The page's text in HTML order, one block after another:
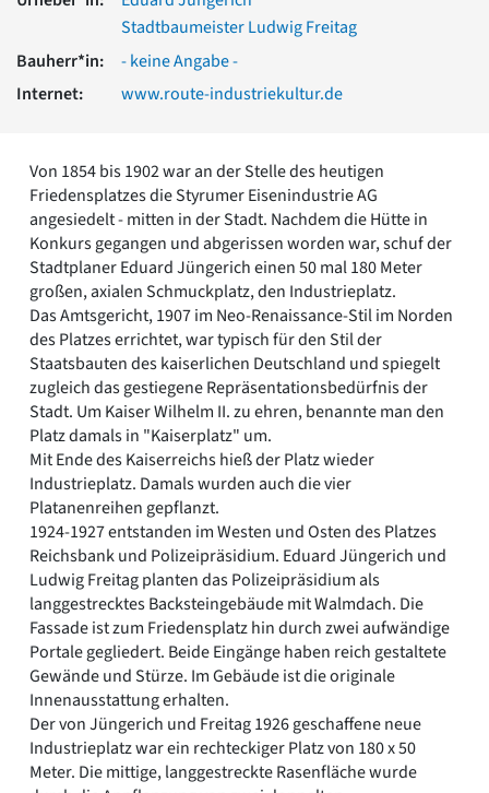
Vorromanik
Römische Antike
Über uns
Freunde & Förderer
Kontakt
Impressum
Datenschutz
Suchbegriff eingeben
Stadtbaumeister Ludwig Freitag
Bauherr*in:
- keine Angabe -
Internet:
www.route-industriekultur.de
Von 1854 bis 1902 war an der Stelle des heutigen
Friedensplatzes die Styrumer Eisenindustrie AG
angesiedelt - mitten in der Stadt. Nachdem die Hütte in
Konkurs gegangen und abgerissen worden war, schuf der
Stadtplaner Eduard Jüngerich einen 50 mal 180 Meter
großen, axialen Schmuckplatz, den Industrieplatz.
Das Amtsgericht, 1907 im Neo-Renaissance-Stil im Norden
des Platzes errichtet, war typisch für den Stil der
Staatsbauten des kaiserlichen Deutschland und spiegelt
zugleich das gestiegene Repräsentationsbedürfnis der
Stadt. Um Kaiser Wilhelm II. zu ehren, benannte man den
Platz damals in "Kaiserplatz" um.
Mit Ende des Kaiserreichs hieß der Platz wieder
Industrieplatz. Damals wurden auch die vier
Platanenreihen gepflanzt.
1924-1927 entstanden im Westen und Osten des Platzes
Reichsbank und Polizeipräsidium. Eduard Jüngerich und
Ludwig Freitag planten das Polizeipräsidium als
langgestrecktes Backsteingebäude mit Walmdach. Die
Fassade ist zum Friedensplatz hin durch zwei aufwändige
Portale gegliedert. Beide Eingänge haben reich gestaltete
Gewände und Stürze. Im Gebäude ist die originale
Innenausstattung erhalten.
Der von Jüngerich und Freitag 1926 geschaffene neue
Industrieplatz war ein rechteckiger Platz von 180 x 50
Meter. Die mittige, langgestreckte Rasenfläche wurde